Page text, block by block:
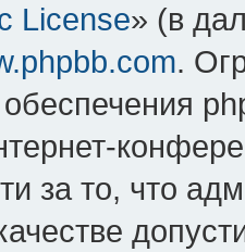
License» (в
.
за то, что